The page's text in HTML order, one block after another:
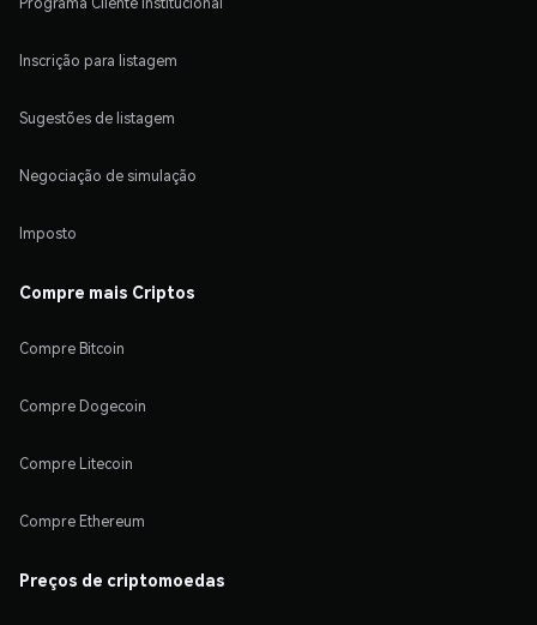
Inscrição para listagem
Sugestões de listagem
Negociação de simulação
Imposto
Compre mais Criptos
Compre Bitcoin
Compre Dogecoin
Compre Litecoin
Compre Ethereum
Preços de criptomoedas